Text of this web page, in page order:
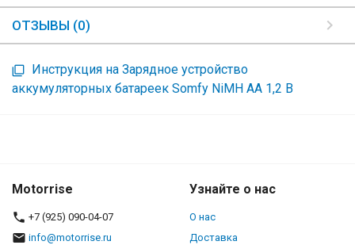
ОТЗЫВЫ (0)
Инструкция на Зарядное устройство
аккумуляторных батареек Somfy NiMH AA 1,2 В
Motorrise
+7 (925) 090-04-07
info@motorrise.ru
Узнайте о нас
О нас
Доставка